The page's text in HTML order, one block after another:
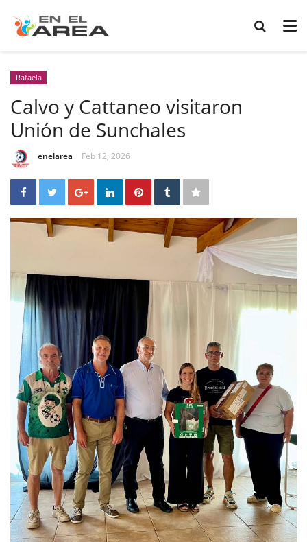
Rafaela
Calvo y Cattaneo visitaron
Unión de Sunchales
enelarea Feb 12, 2026